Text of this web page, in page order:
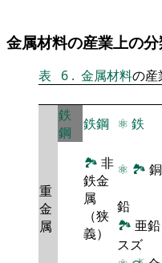
金属材料の産業上の
表 6 . 金属材料の産
重
金
属
鉄
鋼
鉄鋼 ⚛ 鉄
🏞 非
鉄金
属
（狭
義）
⚛ 🏞 銅
鉛
🏞 亜鉛
スズ